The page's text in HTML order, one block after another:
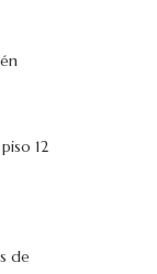
12
de